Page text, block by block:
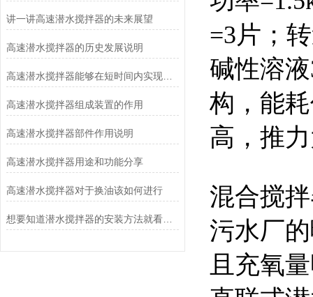
讲一讲高速潜水搅拌器的未来展望
高速潜水搅拌器的历史发展说明
高速潜水搅拌器能够在短时间内实现高强度的搅拌和混合
高速潜水搅拌器组成装置的作用
高速潜水搅拌器部件作用说明
高速潜水搅拌器用途和功能分享
高速潜水搅拌器对于换油该如何进行
想要知道潜水搅拌器的安装方法就看看这些吧
=3片；
碱性溶
构，能
高，推
混合搅
污水厂
且充氧